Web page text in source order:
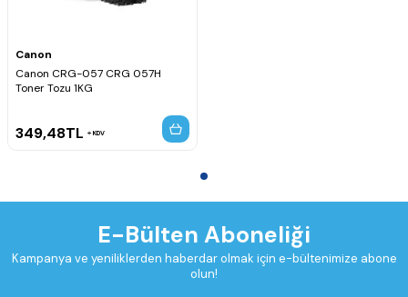
Canon
Canon CRG-057 CRG 057H
Toner Tozu 1KG
349,48TL KDV
E-Bülten Aboneliği
Kampanya ve yeniliklerden haberdar olmak için e-bültenimize abone
olun!